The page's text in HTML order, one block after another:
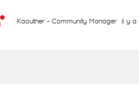
Kaouther - Community Manager il y a